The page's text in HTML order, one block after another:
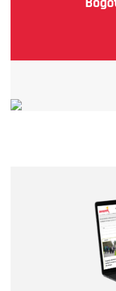
Correo
Tipo de